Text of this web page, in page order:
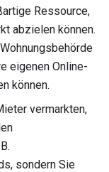
Ressource,
abzielen können.
eigenen Online-
können.
vermarkten,
sondern Sie